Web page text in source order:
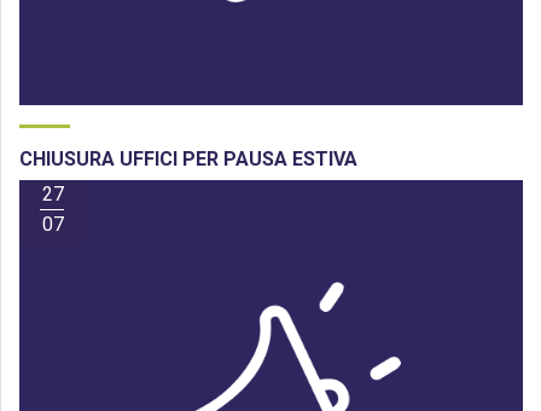
CHIUSURA UFFICI PER PAUSA ESTIVA
27
07